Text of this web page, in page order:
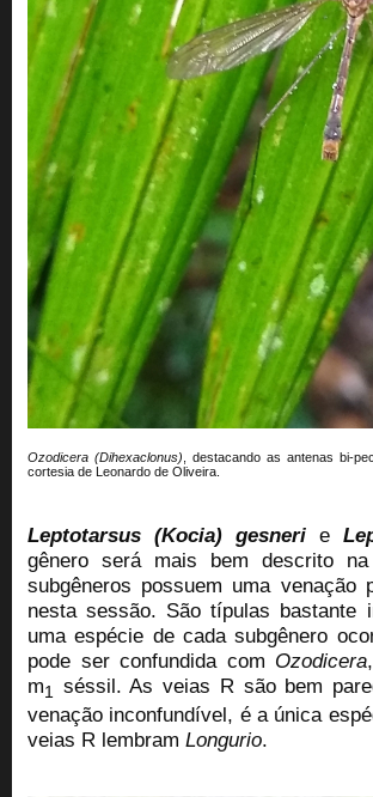
Ozodicera (Dihexaclonus) , destacando as antenas bi-
cortesia de Leonardo de Oliveira.
Leptotarsus (Kocia) gesnerie
gênero será mais bem descrito
subgêneros possuem uma
nesta sessão. São típulas bastante
uma espécie de cada subgênero
pode ser confundida com Ozodicera
m1 séssil. As veias R são bem
venação inconfundível, é a única
veias R lembram Longurio.